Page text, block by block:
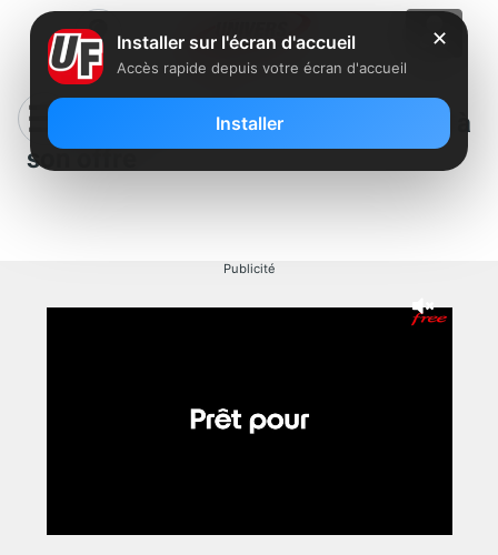
Numéricable ajoute 5 chaînes HD à
son offre
Publicité
✕
Installer sur l'écran d'accueil
Accès rapide depuis votre écran d'accueil
Installer